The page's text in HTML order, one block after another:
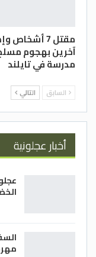
الماضي، من
الماضي،
القطاع المدمر.
وترتكب قوات
جماعية في
آخرين بهجوم
مدرسة في تايلند
السابق التالي
أخبار عجلونية